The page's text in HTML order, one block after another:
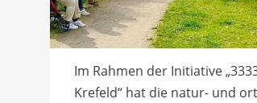
Im Rahmen der Initiative
Krefeld“ hat die natur- und